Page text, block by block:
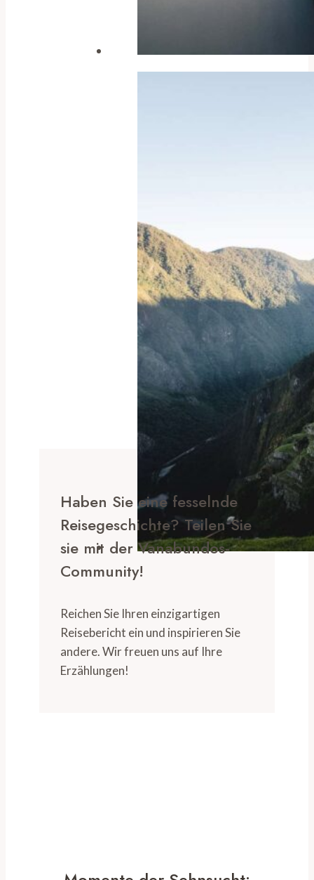
Haben Sie eine fesselnde
Reisegeschichte? Teilen Sie
sie mit der Vanabundos-
Community!
Reichen Sie Ihren einzigartigen
Reisebericht ein und inspirieren Sie
andere. Wir freuen uns auf Ihre
Erzählungen!